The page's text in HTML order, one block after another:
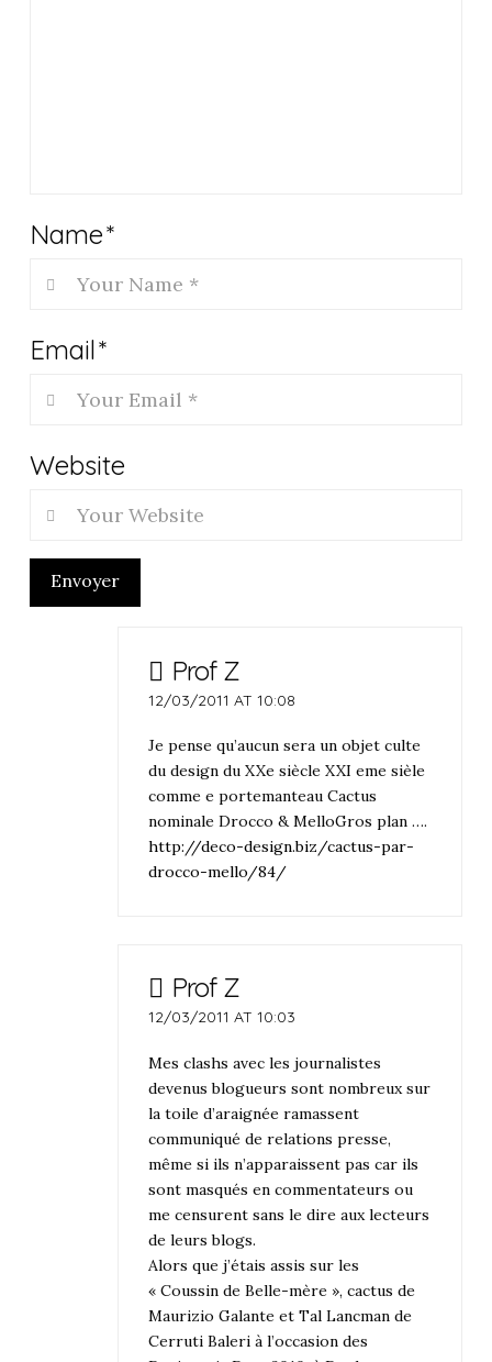
Name*
Email*
Website
Envoyer
Prof Z
12/03/2011 AT 10:08
Je pense qu’aucun sera un objet culte
du design du XXe siècle XXI eme sièle
comme e portemanteau Cactus
nominale Drocco & MelloGros plan ….
http://deco-design.biz/cactus-par-
drocco-mello/84/
Prof Z
12/03/2011 AT 10:03
Mes clashs avec les journalistes
devenus blogueurs sont nombreux sur
la toile d’araignée ramassent
communiqué de relations presse,
même si ils n’apparaissent pas car ils
sont masqués en commentateurs ou
me censurent sans le dire aux lecteurs
de leurs blogs.
Alors que j’étais assis sur les
« Coussin de Belle-mère », cactus de
Maurizio Galante et Tal Lancman de
Cerruti Baleri à l’occasion des